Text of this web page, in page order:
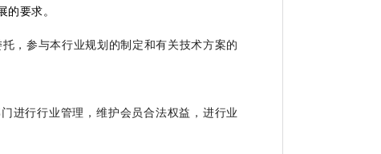
要求。
，参与本行业规划的制定和有关技术方案的
进行行业管理，维护会员合法权益，进行业